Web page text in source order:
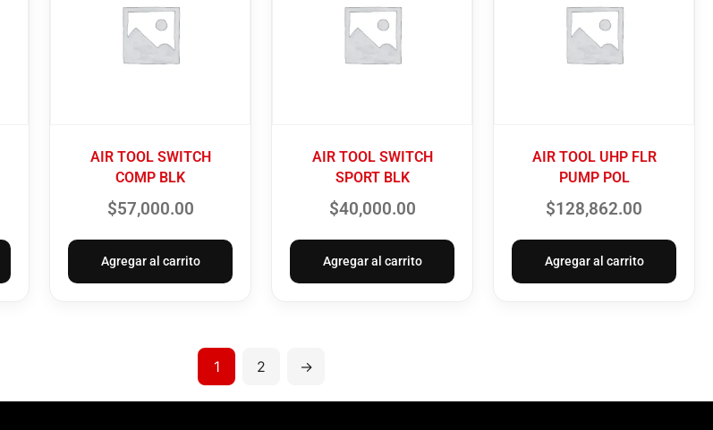
AIR TOOL SWITCH
COMP BLK
$57,000.00
Agregar al carrito
AIR TOOL SWITCH
SPORT BLK
$40,000.00
Agregar al carrito
AIR TOOL UHP FLR
PUMP POL
$128,862.00
Agregar al carrito
1 2 →